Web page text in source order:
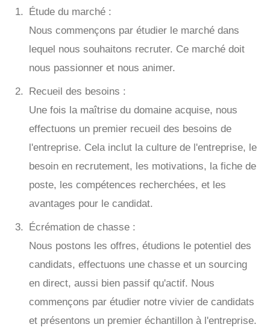
Étude du marché :
Nous commençons par étudier le marché dans
lequel nous souhaitons recruter. Ce marché doit
nous passionner et nous animer.
Recueil des besoins :
Une fois la maîtrise du domaine acquise, nous
effectuons un premier recueil des besoins de
l'entreprise. Cela inclut la culture de l'entreprise, le
besoin en recrutement, les motivations, la fiche de
poste, les compétences recherchées, et les
avantages pour le candidat.
Écrémation de chasse :
Nous postons les offres, étudions le potentiel des
candidats, effectuons une chasse et un sourcing
en direct, aussi bien passif qu'actif. Nous
commençons par étudier notre vivier de candidats
et présentons un premier échantillon à l'entreprise.